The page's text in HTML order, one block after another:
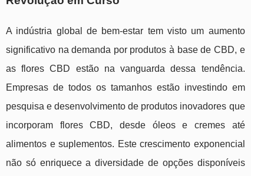
A indústria global de bem-estar tem visto um aumento
significativo na demanda por produtos à base de CBD, e
as flores CBD estão na vanguarda dessa tendência.
Empresas de todos os tamanhos estão investindo em
pesquisa e desenvolvimento de produtos inovadores que
incorporam flores CBD, desde óleos e cremes até
alimentos e suplementos. Este crescimento exponencial
não só enriquece a diversidade de opções disponíveis